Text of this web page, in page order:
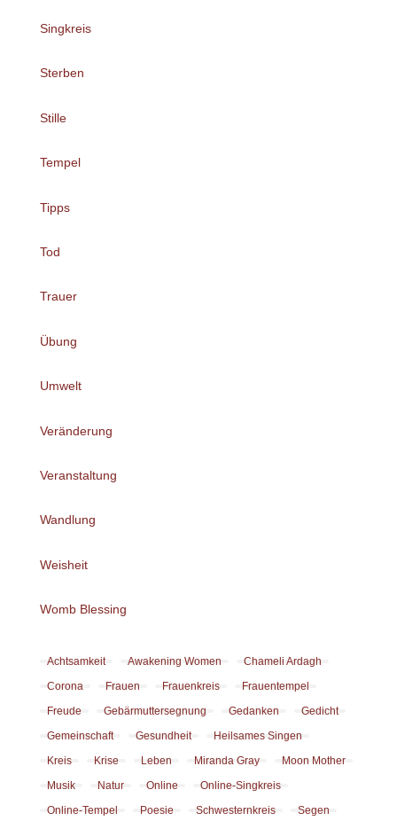
Singkreis
Sterben
Stille
Tempel
Tipps
Tod
Trauer
Übung
Umwelt
Veränderung
Veranstaltung
Wandlung
Weisheit
Womb Blessing
Achtsamkeit Awakening Women
Chameli Ardagh
Corona
Frauen Frauenkreis
Frauentempel
Freude
Gebärmuttersegnung Gedanken
Gedicht
Gemeinschaft
Gesundheit
Heilsames Singen
Kreis
Krise Leben Miranda Gray
Moon Mother
Musik
Natur Online
Online-Singkreis
Online-Tempel
Poesie Schwesternkreis Segen